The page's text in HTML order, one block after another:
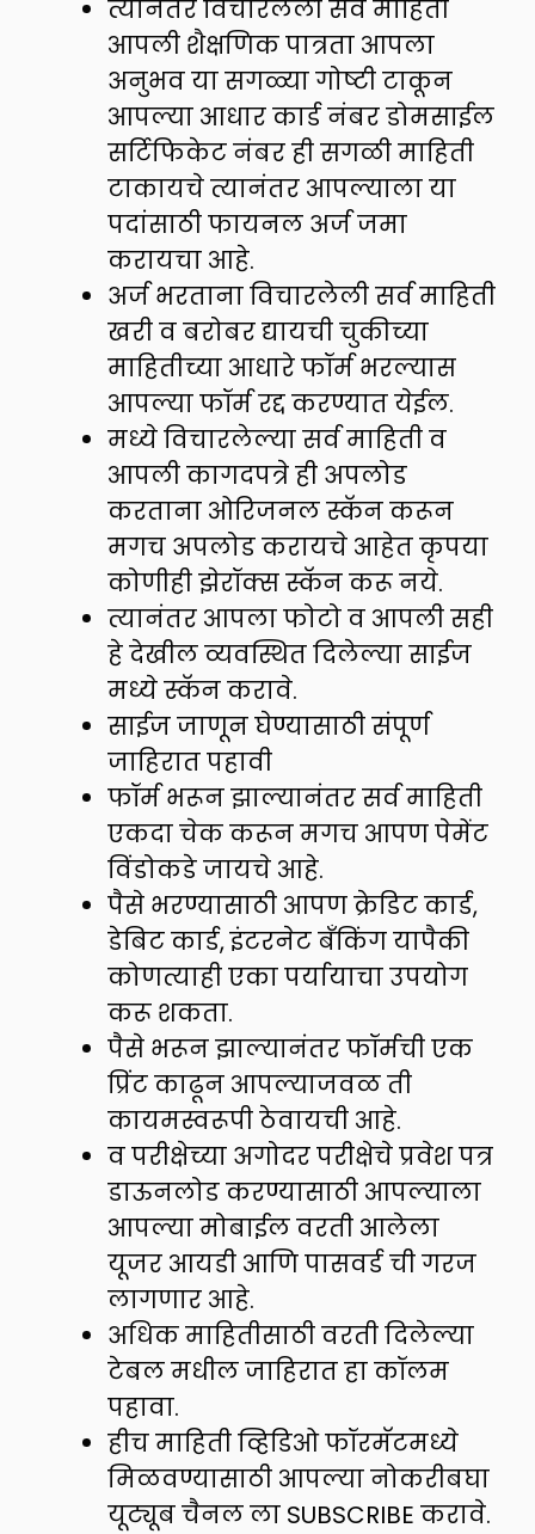
त्यानंतर विचारलेली सर्व माहिती
आपली शैक्षणिक पात्रता आपला
अनुभव या सगळ्या गोष्टी टाकून
आपल्या आधार कार्ड नंबर डोमसाईल
सर्टिफिकेट नंबर ही सगळी माहिती
टाकायचे त्यानंतर आपल्याला या
पदांसाठी फायनल अर्ज जमा
करायचा आहे.
अर्ज भरताना विचारलेली सर्व माहिती
खरी व बरोबर द्यायची चुकीच्या
माहितीच्या आधारे फॉर्म भरल्यास
आपल्या फॉर्म रद्द करण्यात येईल.
मध्ये विचारलेल्या सर्व माहिती व
आपली कागदपत्रे ही अपलोड
करताना ओरिजनल स्कॅन करून
मगच अपलोड करायचे आहेत कृपया
कोणीही झेरॉक्स स्कॅन करू नये.
त्यानंतर आपला फोटो व आपली सही
हे देखील व्यवस्थित दिलेल्या साईज
मध्ये स्कॅन करावे.
साईज जाणून घेण्यासाठी संपूर्ण
जाहिरात पहावी
फॉर्म भरून झाल्यानंतर सर्व माहिती
एकदा चेक करून मगच आपण पेमेंट
विंडोकडे जायचे आहे.
पैसे भरण्यासाठी आपण क्रेडिट कार्ड,
डेबिट कार्ड, इंटरनेट बँकिंग यापैकी
कोणत्याही एका पर्यायाचा उपयोग
करू शकता.
पैसे भरून झाल्यानंतर फॉर्मची एक
प्रिंट काढून आपल्याजवळ ती
कायमस्वरूपी ठेवायची आहे.
व परीक्षेच्या अगोदर परीक्षेचे प्रवेश पत्र
डाऊनलोड करण्यासाठी आपल्याला
आपल्या मोबाईल वरती आलेला
यूजर आयडी आणि पासवर्ड ची गरज
लागणार आहे.
अधिक माहितीसाठी वरती दिलेल्या
टेबल मधील जाहिरात हा कॉलम
पहावा.
हीच माहिती व्हिडिओ फॉरमॅटमध्ये
मिळवण्यासाठी आपल्या नोकरीबघा
यूट्यूब चैनल ला SUBSCRIBE करावे.